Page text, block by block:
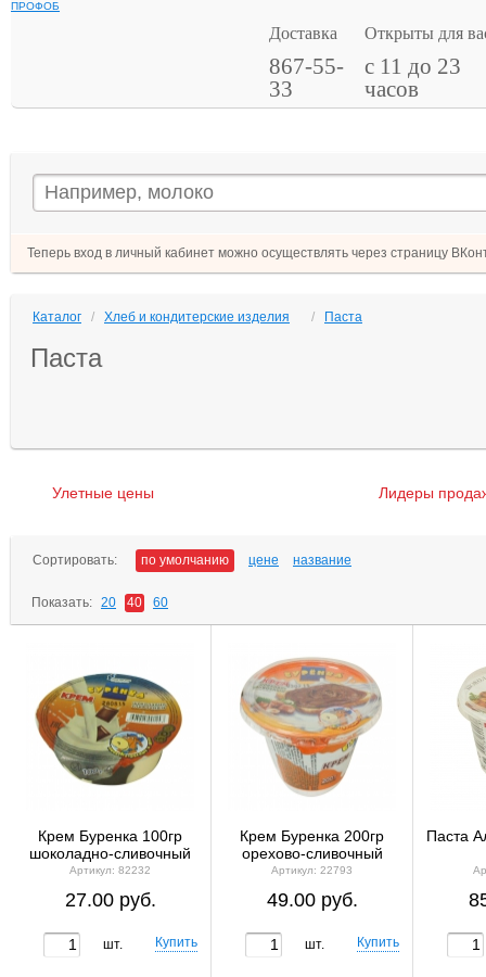
ПРОФОБ
Доставка
867-55-
33
Открыты для
с 11 до 23
часов
Теперь вход в личный кабинет можно осуществлять через страницу
Каталог / Хлеб и кондитерские изделия / Паста
Паста
Улетные цены Лидеры
Сортировать: по умолчанию цене название
Показать: 20 40 60
Крем Буренка 100гр
шоколадно-сливочный
Артикул: 82232
27.00 руб.
шт.
Крем Буренка 200гр
орехово-сливочный
Артикул: 22793
49.00 руб.
шт.
Паста